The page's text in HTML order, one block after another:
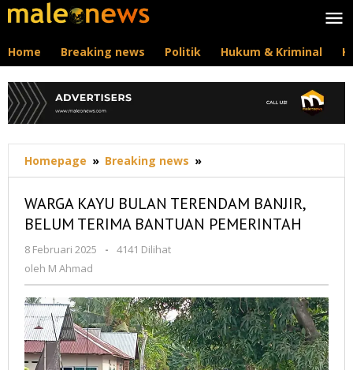
Lewati
ke
Home Breaking news Politik Hukum & Kriminal
Homepage » Breaking news »
KAYU
TERENDAM
BANJIR,
WARGA KAYU BULAN TERENDAM BANJIR,
BELUM TERIMA BANTUAN PEMERINTAH
8 Februari 2025
oleh
-
4141 Dilihat
oleh M Ahmad